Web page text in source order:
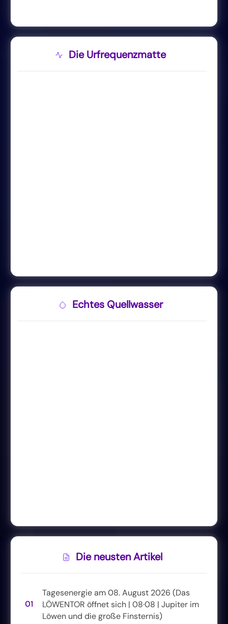
Die Urfrequenzmatte
Echtes Quellwasser
Die neusten Artikel
01
Tagesenergie am 08. August 2026 (Das
LÖWENTOR öffnet sich | 08·08 | Jupiter im
Löwen und die große Finsternis)